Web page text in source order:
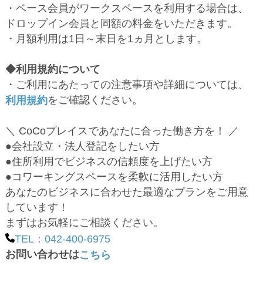
・ベース会員がワークスペースを利用する場合は、
ドロップイン会員と同額の料金をいただきます。
・月額利用は1日～末日を1ヵ月とします。
◆利用規約について
・ご利用にあたっての注意事項や詳細については、
利用規約をご確認ください。
＼ CoCoプレイスであなたに合った働き方を！ ／
●会社設立・法人登記をしたい方
●住所利用でビジネスの信頼度を上げたい方
●コワーキングスペースを柔軟に活用したい方
あなたのビジネスに合わせた最適なプランをご用意
しています！
まずはお気軽にご相談ください。
TEL：042-400-6975
お問い合わせはこちら